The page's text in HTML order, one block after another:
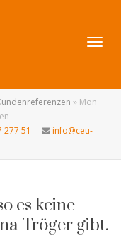
» Mon
277 51
info@ceu-
es keine
Tröger gibt.